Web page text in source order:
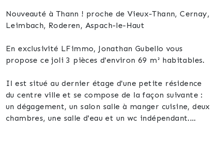
Nouveauté à Thann ! proche de Vieux-Thann, Cernay,
Leimbach, Roderen, Aspach-le-Haut
En exclusivité LFimmo, Jonathan Gubello vous
propose ce joli 3 pièces d'environ 69 m² habitables.
Il est situé au dernier étage d'une petite résidence
du centre ville et se compose de la façon suivante :
un dégagement, un salon salle à manger cuisine, deux
chambres, une salle d'eau et un wc indépendant.